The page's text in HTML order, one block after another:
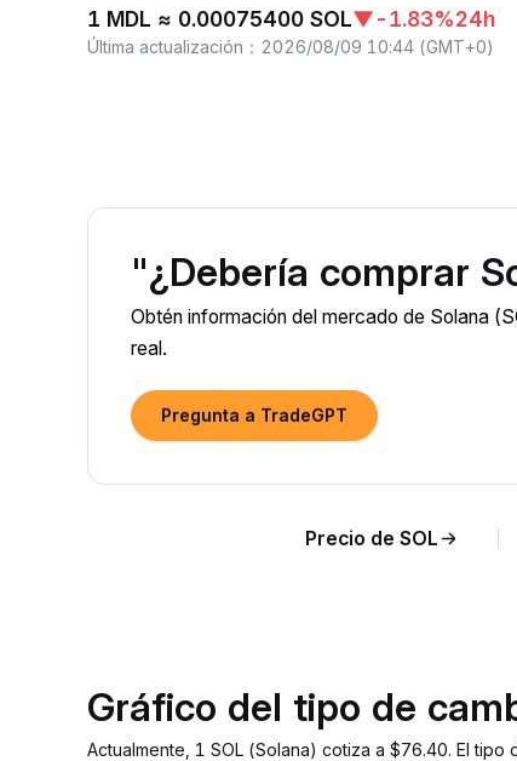
1 MDL ≈ 0.00075400 SOL▼-1.83%24h
Última actualización ： 2026/08/09 10:44 (GMT+0)
"¿Debería comprar
Obtén información del mercado de Solana
real.
Pregunta a TradeGPT
Precio de SOL
Gráfico del tipo de
Actualmente, 1 SOL (Solana) cotiza a $76.40. El